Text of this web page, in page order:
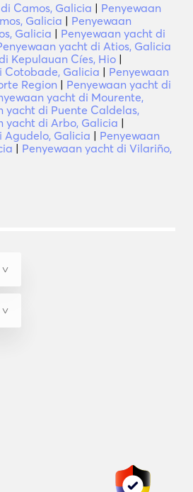
Camos, Galicia | Penyewaan
Galicia | Penyewaan
Galicia | Penyewaan yacht di
yacht di Atios, Galicia
Kepulauan Cíes, Hio |
Cotobade, Galicia | Penyewaan
Region | Penyewaan yacht di
yacht di Mourente,
yacht di Puente Caldelas,
yacht di Arbo, Galicia |
Agudelo, Galicia | Penyewaan
| Penyewaan yacht di Vilariño,